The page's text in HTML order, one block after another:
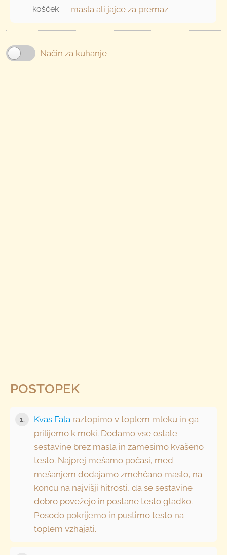
košček masla ali jajce za premaz
Način za kuhanje
POSTOPEK
1. Kvas Fala raztopimo v toplem mleku in ga
prilijemo k moki. Dodamo vse ostale
sestavine brez masla in zamesimo kvašeno
testo. Najprej mešamo počasi, med
mešanjem dodajamo zmehčano maslo, na
koncu na najvišji hitrosti, da se sestavine
dobro povežejo in postane testo gladko.
Posodo pokrijemo in pustimo testo na
toplem vzhajati.